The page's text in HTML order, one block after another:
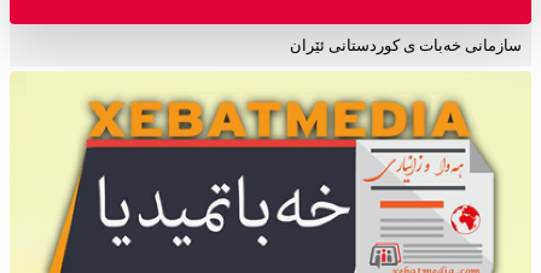
سازمانی خەبات ی کوردستانی ئێران